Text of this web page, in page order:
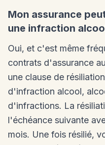
Mon assurance
une infraction
Oui, et c'est même
contrats d'assurance
une clause de
d'infraction alcool,
d'infractions. La
l'échéance suivante
mois. Une fois résilié,